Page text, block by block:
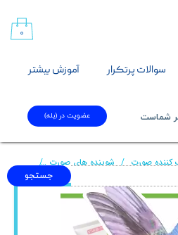
سوالات پرتکرار آموزش بیشتر
۰
جستجو
شماست​​​​​​​
عضویت در (بله)
کننده صورت شوینده های صورت ژل